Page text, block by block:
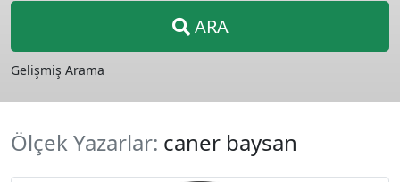
ARA
Gelişmiş Arama
Ölçek Yazarlar: caner baysan